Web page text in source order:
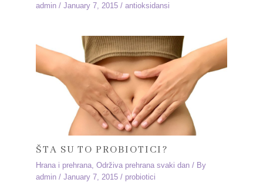
admin/January 7, 2015/antioksidansi
ŠTA SU TO PROBIOTICI?
Hrana i prehrana ,Održiva prehrana svaki dan / By
admin/January 7, 2015/ probiotici